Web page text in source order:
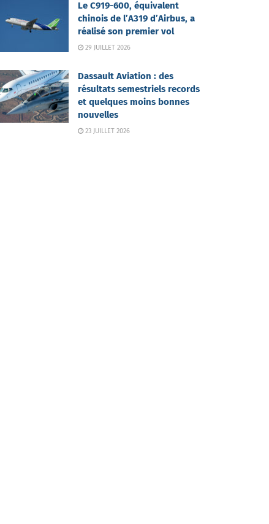
Le C919-600, équivalent
chinois de l’A319 d’Airbus, a
réalisé son premier vol
29 JUILLET 2026
Dassault Aviation : des
résultats semestriels records
et quelques moins bonnes
nouvelles
23 JUILLET 2026